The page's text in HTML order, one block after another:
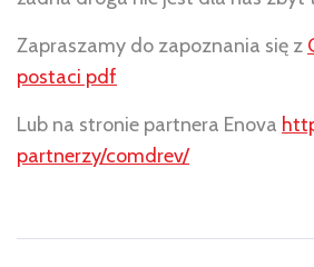
Zapraszamy do zapoznania się z
postaci pdf
Lub na stronie partnera Enova
partnerzy/comdrev/